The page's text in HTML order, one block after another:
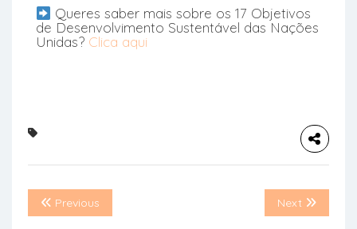
Queres saber mais sobre os 17 Objetivos
de Desenvolvimento Sustentável das Nações
Unidas? Clica aqui
Previous Next